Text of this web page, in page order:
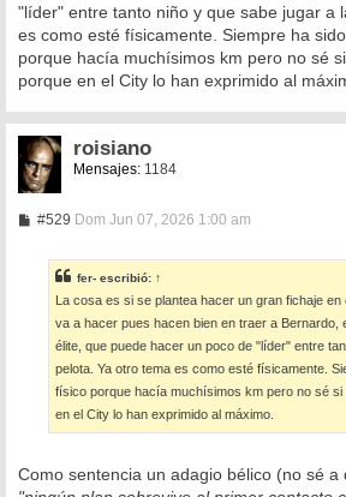
"líder" entre tanto niño y que sabe jugar a
es como esté físicamente. Siempre ha
porque hacía muchísimos km pero no sé
porque en el City lo han exprimido al
roisiano
Mensajes: 1184
#529M
s
a
j
e
Dom Jun 07, 2026 1:00 am
fer- escribió: ↑
La cosa es si se plantea hacer un gran fichaje
va a hacer pues hacen bien en traer a Bernardo,
élite, que puede hacer un poco de "líder" entre
pelota. Ya otro tema es como esté físicamente.
físico porque hacía muchísimos km pero no sé si
en el City lo han exprimido al máximo.
Como sentencia un adagio bélico (no sé a